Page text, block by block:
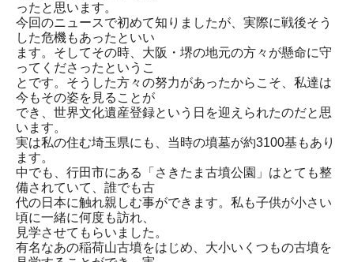
ったと思います。
今回のニュースで初めて知りましたが、実際に戦後そう
した危機もあったといい
ます。そしてその時、大阪・堺の地元の方々が懸命に守
ってくださったというこ
とです。そうした方々の努力があったからこそ、私達は
今もその姿を見ることが
でき、世界文化遺産登録という日を迎えられたのだと思
います。
実は私の住む埼玉県にも、当時の墳墓が約3100基もあり
ます。
中でも、行田市にある「さきたま古墳公園」はとても整
備されていて、誰でも古
代の日本に触れ親しむ事ができます。私も子供が小さい
頃に一緒に何度も訪れ、
見学させてもらいました。
有名なあの稲荷山古墳をはじめ、大小いくつもの古墳を